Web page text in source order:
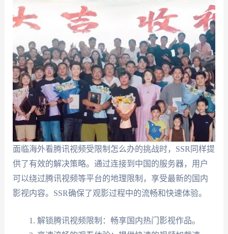
面临海外看腾讯视频受限制怎么办的挑战时，SSR同样提
供了有效的解决策略。通过连接到中国的服务器，用户
可以绕过腾讯视频等平台的地理限制，享受最新的国内
影视内容。SSR确保了观影过程中的流畅和快速体验。
解锁腾讯视频限制：畅享国内热门影视作品。